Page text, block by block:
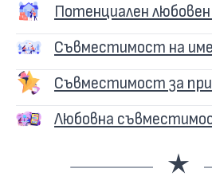
Потенциален
Съвместимост на
Съвместимост за
Любовна